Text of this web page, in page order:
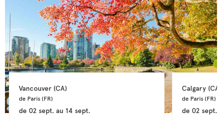
Vancouver (CA)
de Paris (FR)
de 02 sept.au 14 sept.
Calgary (CA)
de Paris (FR)
de 02 sept.